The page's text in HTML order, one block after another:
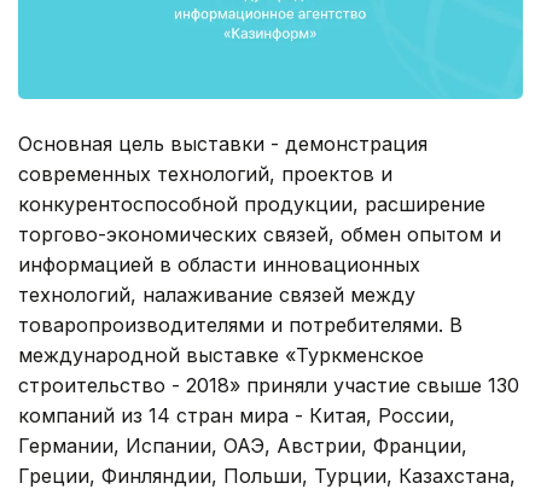
Основная цель выставки - демонстрация
современных технологий, проектов и
конкурентоспособной продукции, расширение
торгово-экономических связей, обмен опытом и
информацией в области инновационных
технологий, налаживание связей между
товаропроизводителями и потребителями. В
международной выставке «Туркменское
строительство - 2018» приняли участие свыше 130
компаний из 14 стран мира - Китая, России,
Германии, Испании, ОАЭ, Австрии, Франции,
Греции, Финляндии, Польши, Турции, Казахстана,